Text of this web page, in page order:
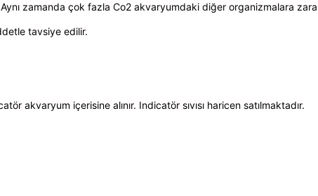
zamanda çok fazla Co2 akvaryumdaki diğer organizmalara
tavsiye edilir.
akvaryum içerisine alınır. Indicatör sıvısı haricen satılmaktadır.